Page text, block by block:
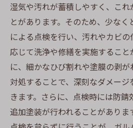
湿気や汚れが蓄積しやすく、こ
とがあります。そのため、少な
による点検を行い、汚れやカビ
応じて洗浄や修繕を実施するこ
に、細かなひび割れや塗膜の剥
対処することで、深刻なダメー
きます。さらに、点検時には防
追加塗装が行われることがありま